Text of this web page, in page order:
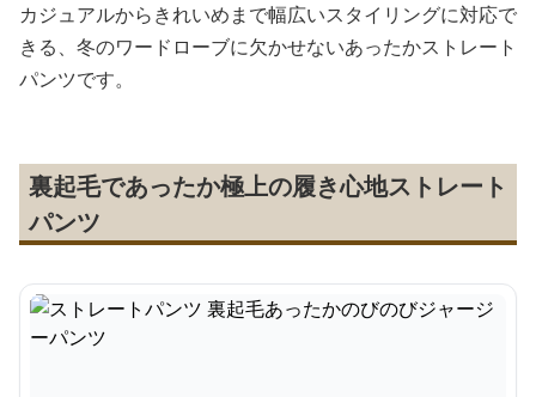
カジュアルからきれいめまで幅広いスタイリングに対応で
きる、冬のワードローブに欠かせないあったかストレート
パンツです。
裏起毛であったか極上の履き心地ストレート
パンツ